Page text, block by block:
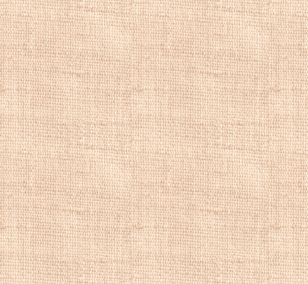
известен как
математик.
плодотворный,
приверженности
современников
Ритцапосвящены
религиозности
проработанный
определенной
Картины
репродукции